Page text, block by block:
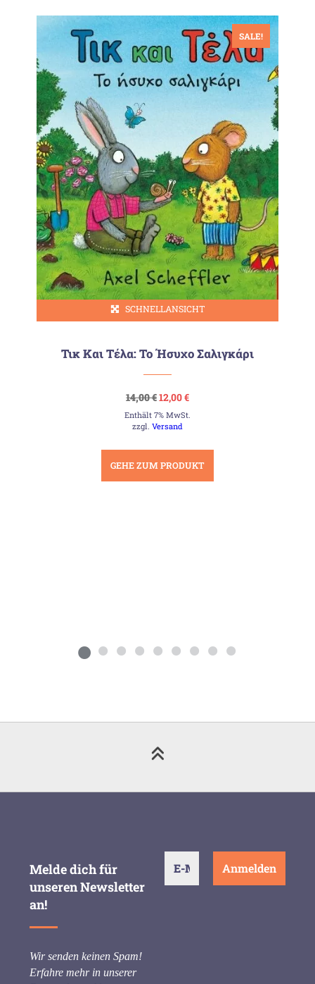
SALE!
SCHNELLANSICHT
Τικ Και Τέλα: Το Ήσυχο Σαλιγκάρι
14,00€Ursprünglicher
Preis
war:
14,00 €
12,00€Aktueller
ist:
Enthält 7% MwSt.
zzgl.Versand
GEHE ZUM PRODUKT
Melde dich für
unseren Newsletter
an!
Wir senden keinen Spam!
Erfahre mehr in unserer